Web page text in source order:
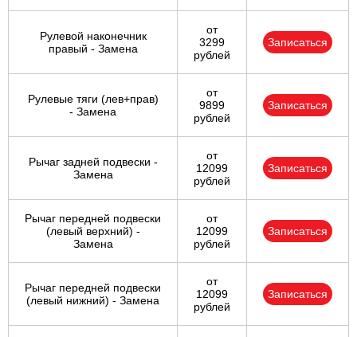
Рулевой наконечник
правый - Замена
от
3299
рублей
Записаться
Рулевые тяги (лев+прав)
- Замена
от
9899
рублей
Записаться
Рычаг задней подвески -
Замена
от
12099
рублей
Записаться
Рычаг передней подвески
(левый верхний) -
Замена
от
12099
рублей
Записаться
Рычаг передней подвески
(левый нижний) - Замена
от
12099
рублей
Записаться